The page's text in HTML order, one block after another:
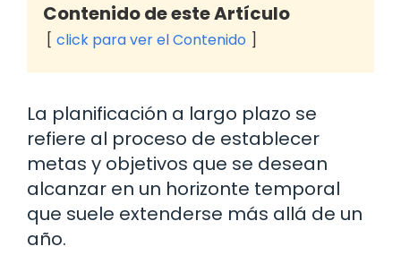
Contenido de este Artículo
click para ver el Contenido
La planificación a largo plazo se
refiere al proceso de establecer
metas y objetivos que se desean
alcanzar en un horizonte temporal
que suele extenderse más allá de un
año.